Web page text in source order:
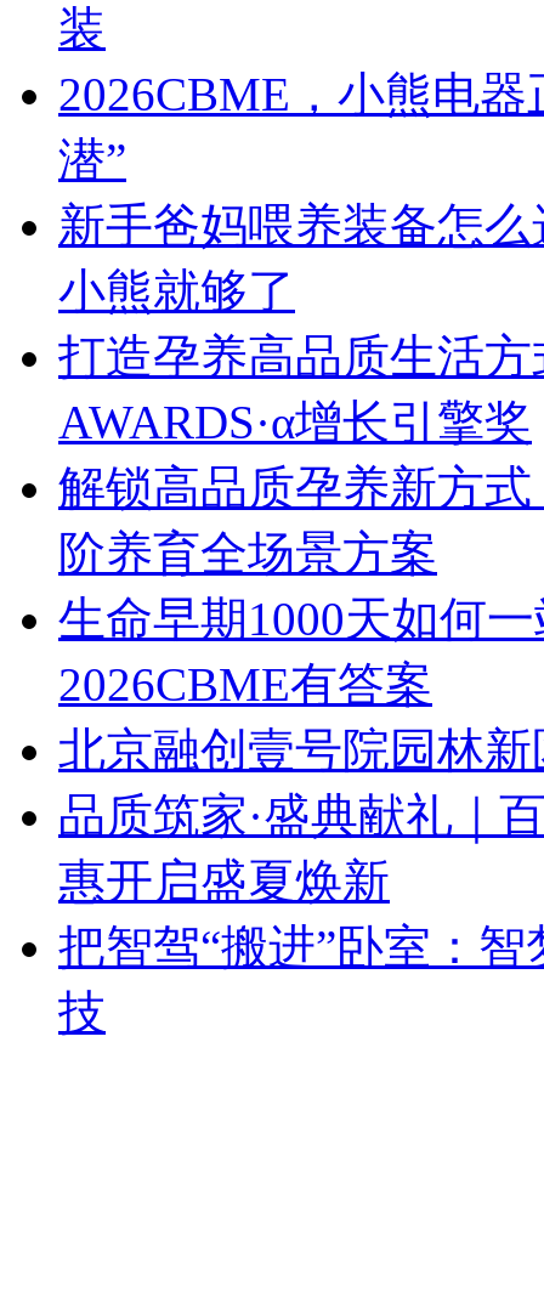
装
2026CBME，小熊电
潜”
新手爸妈喂养装备怎
小熊就够了
打造孕养高品质生活
AWARDS·α增长引擎奖
解锁高品质孕养新方
阶养育全场景方案
生命早期1000天如何
2026CBME有答案
北京融创壹号院园林
品质筑家·盛典献礼｜
惠开启盛夏焕新
把智驾“搬进”卧室：
技